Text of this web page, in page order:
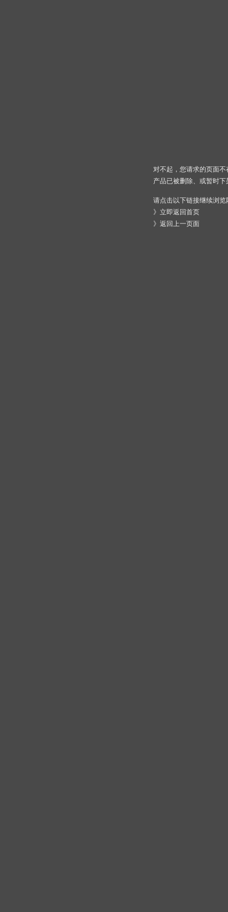
对不起，您请求的页面
产品已被删除、或暂时下
请点击以下链接继续浏览
》 立即返回首页
》 返回上一页面